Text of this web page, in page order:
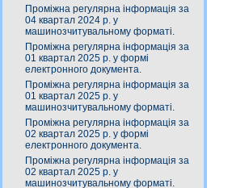
Проміжна регулярна інформація за
04 квартал 2024 р. у
машинозчитувальному форматі.
Проміжна регулярна інформація за
01 квартал 2025 р. у формі
електронного документа.
Проміжна регулярна інформація за
01 квартал 2025 р. у
машинозчитувальному форматі.
Проміжна регулярна інформація за
02 квартал 2025 р. у формі
електронного документа.
Проміжна регулярна інформація за
02 квартал 2025 р. у
машинозчитувальному форматі.